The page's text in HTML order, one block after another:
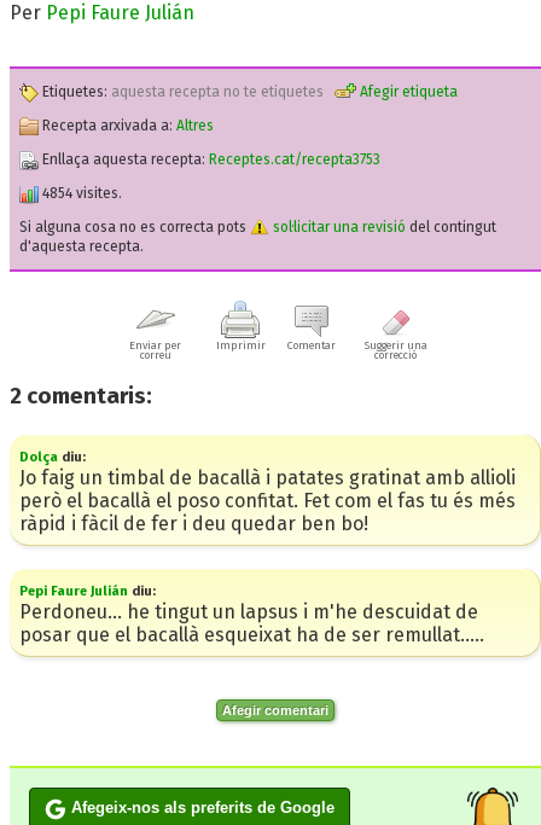
Per Pepi Faure Julián
Etiquetes: aquesta recepta no te etiquetes
Afegir etiqueta
Recepta arxivada a: Altres
Enllaça aquesta recepta: Receptes.cat/recepta3753
4854 visites.
Si alguna cosa no es correcta pots
sol·licitar una revisió del contingut
d'aquesta recepta.
Enviar per
correu
Imprimir Comentar
Suggerir una
correcció
2 comentaris:
Dolça diu:
Jo faig un timbal de bacallà i patates gratinat amb allioli
però el bacallà el poso confitat. Fet com el fas tu és més
ràpid i fàcil de fer i deu quedar ben bo!
Pepi Faure Julián diu:
Perdoneu... he tingut un lapsus i m'he descuidat de
posar que el bacallà esqueixat ha de ser remullat.....
Afegir comentari
Afegeix-nos als preferits de Google